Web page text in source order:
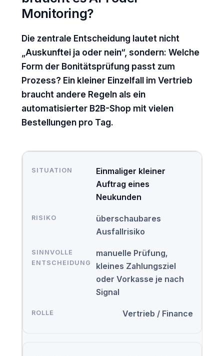
Monitoring?
Die zentrale Entscheidung lautet nicht
„Auskunftei ja oder nein“, sondern: Welche
Form der Bonitätsprüfung passt zum
Prozess? Ein kleiner Einzelfall im Vertrieb
braucht andere Regeln als ein
automatisierter B2B-Shop mit vielen
Bestellungen pro Tag.
Einmaliger kleiner
Auftrag eines
Neukunden
überschaubares
Ausfallrisiko
manuelle Prüfung,
kleines Zahlungsziel
oder Vorkasse je nach
Signal
Vertrieb / Finance